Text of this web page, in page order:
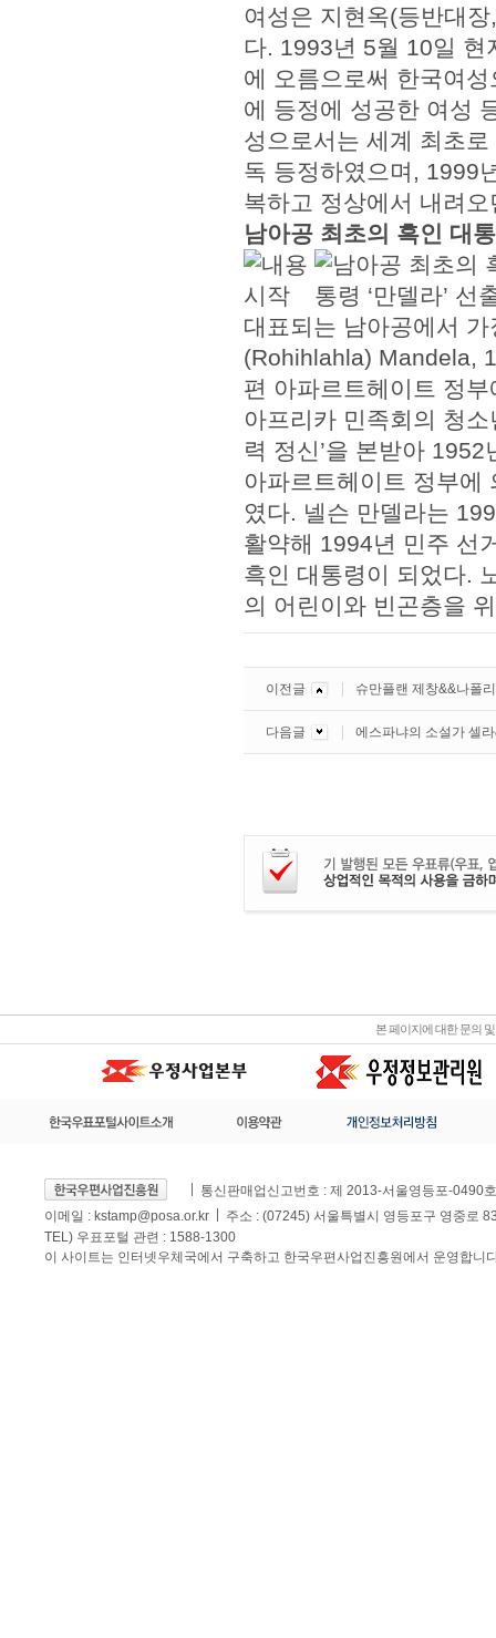
여성은 지현옥(등반대
다. 1993년 5월 10일
에 오름으로써 한국여
에 등정에 성공한 여성
성으로서는 세계 최초
독 등정하였으며, 1999
복하고 정상에서 내려
남아공 최초의 흑인 대
대표되는 남아공에서
(Rohihlahla) Mandela,
편 아파르트헤이트 정
아프리카 민족회의 청
력 정신’을 본받아
아파르트헤이트 정부에
였다. 넬슨 만델라는
활약해 1994년 민주 선
흑인 대통령이 되었다.
의 어린이와 빈곤층을
이전글 슈만플랜 제창&&나폴
다음글 에스파냐의 소설가 셀
본 페이지에 대한 문의
통신판매업신고번호 : 제 2013-서울영등포-0490호
이메일 : kstamp@posa.or.kr
주소 : (07245) 서울특별시 영등포구 영중로
TEL) 우표포털 관련 : 1588-1300
이 사이트는 인터넷우체국에서 구축하고 한국우편사업진흥원에서 운영합니